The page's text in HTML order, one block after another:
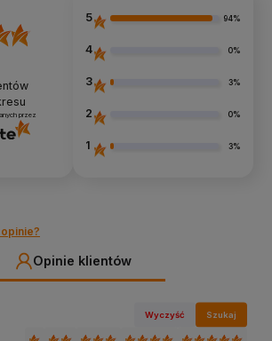
przez
5 94%
4 0%
3 3%
2 0%
1 3%
Opinie klientów
Wyczyść Szukaj